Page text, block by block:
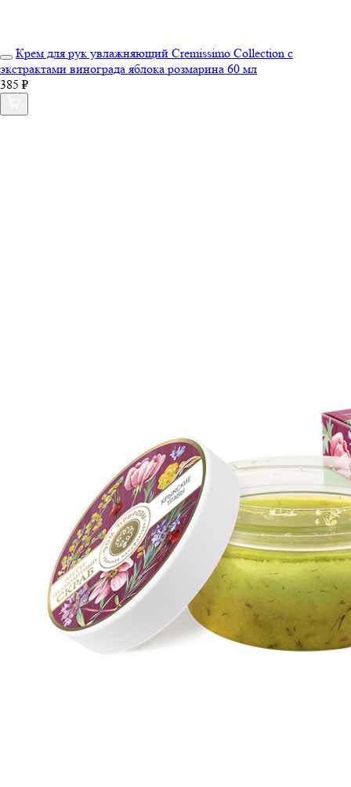
Крем для рук увлажняющий Cremissimo Collection с
экстрактами винограда яблока розмарина 60 мл
385 ₽